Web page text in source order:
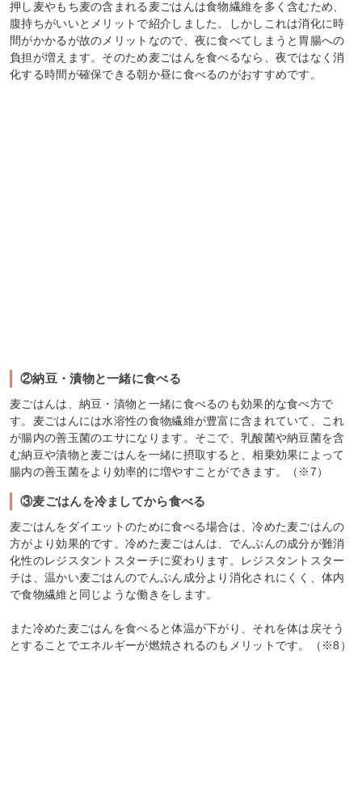
押し麦やもち麦の含まれる麦ごはんは食物繊維を多く含むため、
腹持ちがいいとメリットで紹介しました。しかしこれは消化に時
間がかかるが故のメリットなので、夜に食べてしまうと胃腸への
負担が増えます。そのため麦ごはんを食べるなら、夜ではなく消
化する時間が確保できる朝か昼に食べるのがおすすめです。
②納豆・漬物と一緒に食べる
麦ごはんは、納豆・漬物と一緒に食べるのも効果的な食べ方で
す。麦ごはんには水溶性の食物繊維が豊富に含まれていて、これ
が腸内の善玉菌のエサになります。そこで、乳酸菌や納豆菌を含
む納豆や漬物と麦ごはんを一緒に摂取すると、相乗効果によって
腸内の善玉菌をより効率的に増やすことができます。（※7）
③麦ごはんを冷ましてから食べる
麦ごはんをダイエットのために食べる場合は、冷めた麦ごはんの
方がより効果的です。冷めた麦ごはんは、でんぷんの成分が難消
化性のレジスタントスターチに変わります。レジスタントスター
チは、温かい麦ごはんのでんぷん成分より消化されにくく、体内
で食物繊維と同じような働きをします。
また冷めた麦ごはんを食べると体温が下がり、それを体は戻そう
とすることでエネルギーが燃焼されるのもメリットです。（※8）